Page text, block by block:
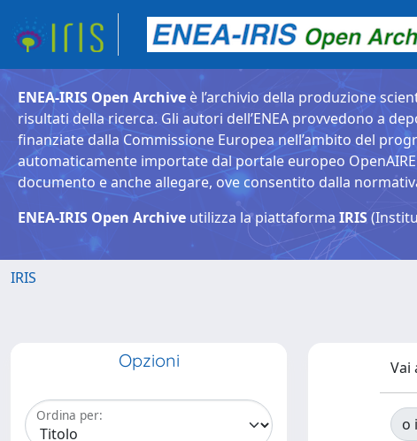
ENEA-IRIS Open Archive è l’archivio della produzione
risultati della ricerca. Gli autori dell’ENEA provvedono a
finanziate dalla Commissione Europea nell’ambito del
automaticamente importate dal portale europeo
documento e anche allegare, ove consentito dalla
ENEA-IRIS Open Archive utilizza la piattaforma IRIS
IRIS
Opzioni
Ordina per:
Vai
o